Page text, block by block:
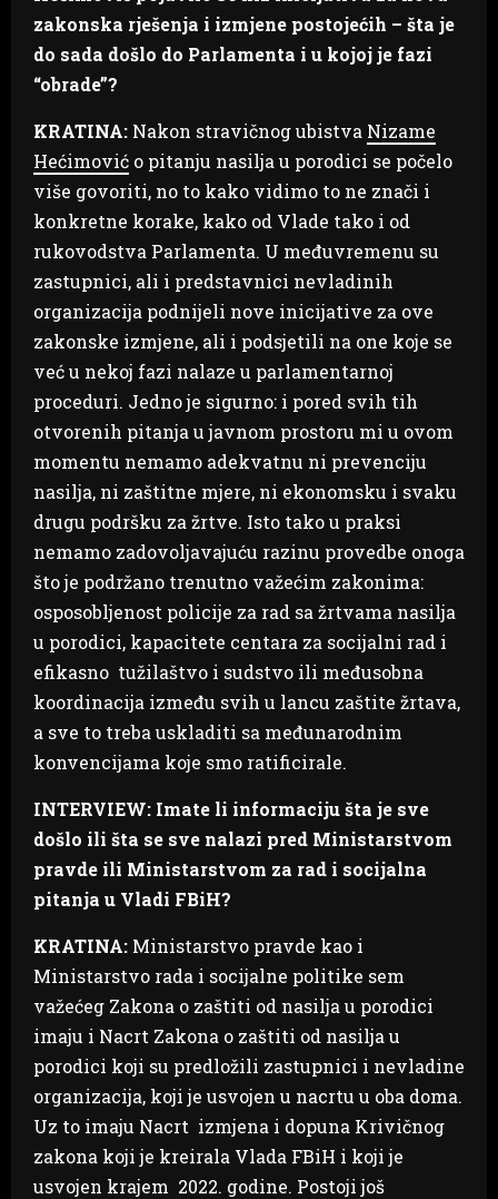
zakonska rješenja i izmjene postojećih – šta je
do sada došlo do Parlamenta i u kojoj je fazi
“obrade”?
KRATINA: Nakon stravičnog ubistva Nizame
Hećimović o pitanju nasilja u porodici se počelo
više govoriti, no to kako vidimo to ne znači i
konkretne korake, kako od Vlade tako i od
rukovodstva Parlamenta. U međuvremenu su
zastupnici, ali i predstavnici nevladinih
organizacija podnijeli nove inicijative za ove
zakonske izmjene, ali i podsjetili na one koje se
već u nekoj fazi nalaze u parlamentarnoj
proceduri. Jedno je sigurno: i pored svih tih
otvorenih pitanja u javnom prostoru mi u ovom
momentu nemamo adekvatnu ni prevenciju
nasilja, ni zaštitne mjere, ni ekonomsku i svaku
drugu podršku za žrtve. Isto tako u praksi
nemamo zadovoljavajuću razinu provedbe onoga
što je podržano trenutno važećim zakonima:
osposobljenost policije za rad sa žrtvama nasilja
u porodici, kapacitete centara za socijalni rad i
efikasno tužilaštvo i sudstvo ili međusobna
koordinacija između svih u lancu zaštite žrtava,
a sve to treba uskladiti sa međunarodnim
konvencijama koje smo ratificirale.
INTERVIEW: Imate li informaciju šta je sve
došlo ili šta se sve nalazi pred Ministarstvom
pravde ili Ministarstvom za rad i socijalna
pitanja u Vladi FBiH?
KRATINA: Ministarstvo pravde kao i
Ministarstvo rada i socijalne politike sem
važećeg Zakona o zaštiti od nasilja u porodici
imaju i Nacrt Zakona o zaštiti od nasilja u
porodici koji su predložili zastupnici i nevladine
organizacija, koji je usvojen u nacrtu u oba doma.
Uz to imaju Nacrt izmjena i dopuna Krivičnog
zakona koji je kreirala Vlada FBiH i koji je
usvojen krajem 2022. godine. Postoji još